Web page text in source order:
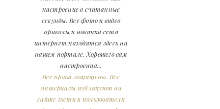
настроение в считанные
секунды. Все фото и видео
приколы и новинки сети
интернет находятся здесь на
нашем портале. Хорошего вам
настроения...
Все права защищены. Все
материалы публикуют на
сайте гости и пользователи